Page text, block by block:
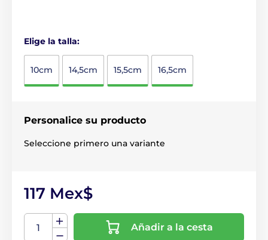
Elige la talla:
10cm 14,5cm 15,5cm 16,5cm
Personalice su producto
Seleccione primero una variante
117 Mex$
Añadir a la cesta